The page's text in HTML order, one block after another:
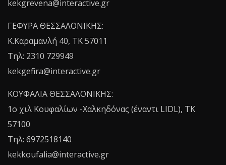
kekgrevena@interactive.gr
ΓΕΦΥΡΑ ΘΕΣΣΑΛΟΝΙΚΗΣ:
Κ.Καραμανλή 40, ΤΚ 57011
Τηλ: 2310 729949
kekgefira@interactive.gr
ΚΟΥΦΑΛΙΑ ΘΕΣΣΑΛΟΝΙΚΗΣ:
1o χιλ Κουφαλίων -Χαλκηδόνας (έναντι LIDL), TK
57100
Τηλ: 6972518140
kekkoufalia@interactive.gr